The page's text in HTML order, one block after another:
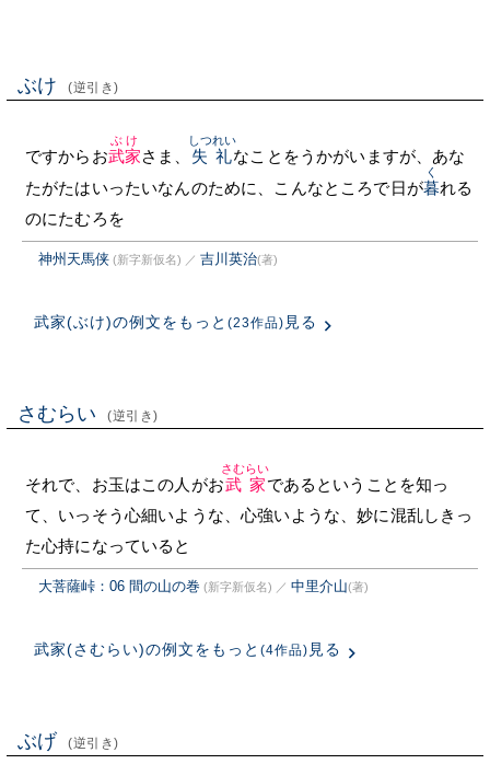
ぶけ (逆引き)
ですからお武家
ぶけ
さま、 失礼
しつれい
なことをうかがいますが、あな
たがたはいったいなんのために、こんなところで日が暮
く
れる
のにたむろを
神州天馬侠 (新字新仮名) ／ 吉川英治(著)
武家(ぶけ)の例文をもっと (23作品) 見る
さむらい (逆引き)
それで、お玉はこの人がお武家
さむらい
であるということを知っ
て、いっそう心細いような、心強いような、妙に混乱しきっ
た心持になっていると
大菩薩峠：06 間の山の巻 (新字新仮名) ／ 中里介山(著)
武家(さむらい)の例文をもっと (4作品) 見る
ぶげ (逆引き)